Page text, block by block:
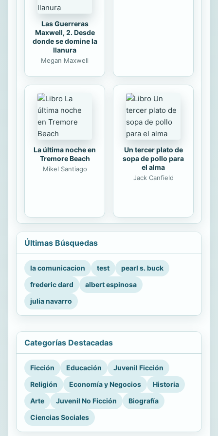
Las Guerreras
Maxwell, 2. Desde
donde se domine la
llanura
Megan Maxwell
La última noche en
Tremore Beach
Mikel Santiago
Un tercer plato de
sopa de pollo para
el alma
Jack Canfield
Últimas Búsquedas
la comunicacion test
pearl s. buck
frederic dard
albert espinosa
julia navarro
Categorías Destacadas
Ficción Educación
Juvenil Ficción
Religión
Economía y Negocios
Historia
Arte
Juvenil No Ficción
Biografía
Ciencias Sociales